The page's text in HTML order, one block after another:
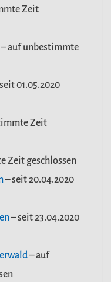
Zeit
– auf unbestimmte
01.05.2020
Zeit
Zeit geschlossen
– seit 20.04.2020
– seit 23.04.2020
– auf